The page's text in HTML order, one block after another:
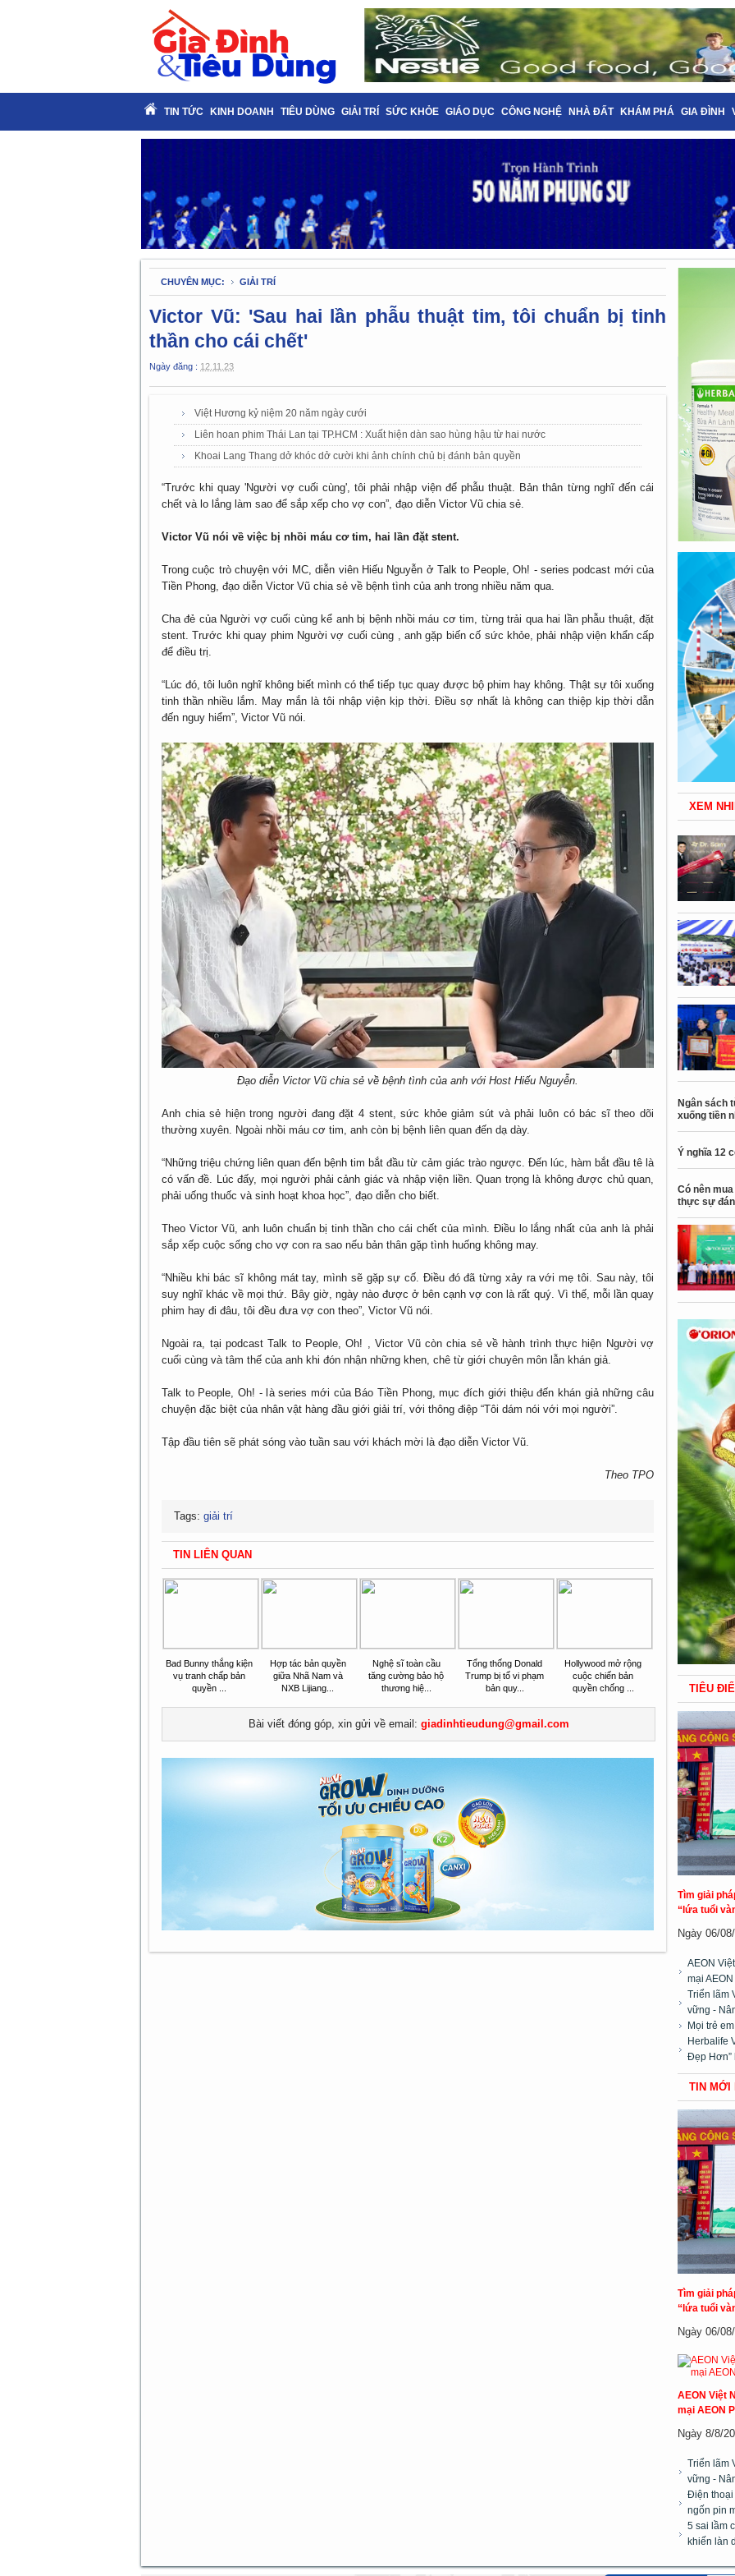
TIN TỨC KINH DOANH TIÊU DÙNG GIẢI TRÍ SỨC KHỎE GIÁO DỤC CÔNG NGHỆ NHÀ ĐẤT KHÁM PHÁ GIA ĐÌNH
CHUYÊN MỤC: GIẢI TRÍ
Victor Vũ: 'Sau hai lần phẫu thuật tim, tôi chuẩn bị tinh
thần cho cái chết'
Ngày đăng : 12.11.23
Việt Hương kỷ niệm 20 năm ngày cưới
Liên hoan phim Thái Lan tại TP.HCM : Xuất hiện dàn sao hùng hậu từ hai nước
Khoai Lang Thang dở khóc dở cười khi ảnh chính chủ bị đánh bản quyền
“Trước khi quay 'Người vợ cuối cùng', tôi phải nhập viện để phẫu thuật. Bản thân từng nghĩ đến cái
chết và lo lắng làm sao để sắp xếp cho vợ con”, đạo diễn Victor Vũ chia sẻ.
Victor Vũ nói về việc bị nhồi máu cơ tim, hai lần đặt stent.
Trong cuộc trò chuyện với MC, diễn viên Hiếu Nguyễn ở Talk to People, Oh! - series podcast mới của
Tiền Phong, đạo diễn Victor Vũ chia sẻ về bệnh tình của anh trong nhiều năm qua.
Cha đẻ của Người vợ cuối cùng kể anh bị bệnh nhồi máu cơ tim, từng trải qua hai lần phẫu thuật, đặt
stent. Trước khi quay phim Người vợ cuối cùng , anh gặp biến cố sức khỏe, phải nhập viện khẩn cấp
để điều trị.
“Lúc đó, tôi luôn nghĩ không biết mình có thể tiếp tục quay được bộ phim hay không. Thật sự tôi xuống
tinh thần nhiều lắm. May mắn là tôi nhập viện kịp thời. Điều sợ nhất là không can thiệp kịp thời dẫn
đến nguy hiểm”, Victor Vũ nói.
Đạo diễn Victor Vũ chia sẻ về bệnh tình của anh với Host Hiếu Nguyễn.
Anh chia sẻ hiện trong người đang đặt 4 stent, sức khỏe giảm sút và phải luôn có bác sĩ theo dõi
thường xuyên. Ngoài nhồi máu cơ tim, anh còn bị bệnh liên quan đến dạ dày.
“Những triệu chứng liên quan đến bệnh tim bắt đầu từ cảm giác trào ngược. Đến lúc, hàm bắt đầu tê là
có vấn đề. Lúc đấy, mọi người phải cảnh giác và nhập viện liền. Quan trọng là không được chủ quan,
phải uống thuốc và sinh hoạt khoa học”, đạo diễn cho biết.
Theo Victor Vũ, anh luôn chuẩn bị tinh thần cho cái chết của mình. Điều lo lắng nhất của anh là phải
sắp xếp cuộc sống cho vợ con ra sao nếu bản thân gặp tình huống không may.
“Nhiều khi bác sĩ không mát tay, mình sẽ gặp sự cố. Điều đó đã từng xảy ra với mẹ tôi. Sau này, tôi
suy nghĩ khác về mọi thứ. Bây giờ, ngày nào được ở bên cạnh vợ con là rất quý. Vì thế, mỗi lần quay
phim hay đi đâu, tôi đều đưa vợ con theo”, Victor Vũ nói.
Ngoài ra, tại podcast Talk to People, Oh! , Victor Vũ còn chia sẻ về hành trình thực hiện Người vợ
cuối cùng và tâm thế của anh khi đón nhận những khen, chê từ giới chuyên môn lẫn khán giả.
Talk to People, Oh! - là series mới của Báo Tiền Phong, mục đích giới thiệu đến khán giả những câu
chuyện đặc biệt của nhân vật hàng đầu giới giải trí, với thông điệp “Tôi dám nói với mọi người”.
Tập đầu tiên sẽ phát sóng vào tuần sau với khách mời là đạo diễn Victor Vũ.
Theo TPO
Tags: giải trí
TIN LIÊN QUAN
Bad Bunny thắng kiện
vụ tranh chấp bản
quyền ...
Hợp tác bản quyền
giữa Nhã Nam và
NXB Lijiang...
Nghệ sĩ toàn cầu
tăng cường bảo hộ
thương hiệ...
Tổng thống Donald
Trump bị tố vi phạm
bản quy...
Hollywood mở rộng
cuộc chiến bản
quyền chống ...
Bài viết đóng góp, xin gửi về email: giadinhtieudung@gmail.com
XEM
Ngân sách
xuống tiền
Ý nghĩa 12
Có nên
thực sự
TIÊU
Tìm giải
“lứa tuổi
Ngày 06/
AEON
mại
Triển lãm
vững -
Mọi trẻ
Herbalife
Đẹp Hơn”
TIN MỚI
Tìm giải
“lứa tuổi
Ngày 06/
AEON Việt
mại AEON
Ngày 8/8/
Triển lãm
vững -
Điện thoại
ngốn pin
5 sai lầm
khiến làn